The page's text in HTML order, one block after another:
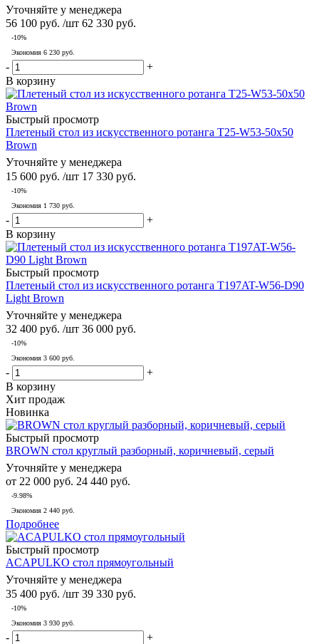
Уточняйте у менеджера
56 100 руб. /шт 62 330 руб.
-10%
Экономия 6 230 руб.
-
+
В корзину
Быстрый просмотр
Плетеный стол из искусственного ротанга T25-W53-50x50
Brown
Уточняйте у менеджера
15 600 руб. /шт 17 330 руб.
-10%
Экономия 1 730 руб.
-
+
В корзину
Быстрый просмотр
Плетеный стол из искусственного ротанга T197AT-W56-D90
Light Brown
Уточняйте у менеджера
32 400 руб. /шт 36 000 руб.
-10%
Экономия 3 600 руб.
-
+
В корзину
Хит продаж
Новинка
Быстрый просмотр
BROWN стол круглый разборный, коричневый, серый
Уточняйте у менеджера
от 22 000 руб. 24 440 руб.
-9.98%
Экономия 2 440 руб.
Подробнее
Быстрый просмотр
ACAPULKO стол прямоугольный
Уточняйте у менеджера
35 400 руб. /шт 39 330 руб.
-10%
Экономия 3 930 руб.
-
+